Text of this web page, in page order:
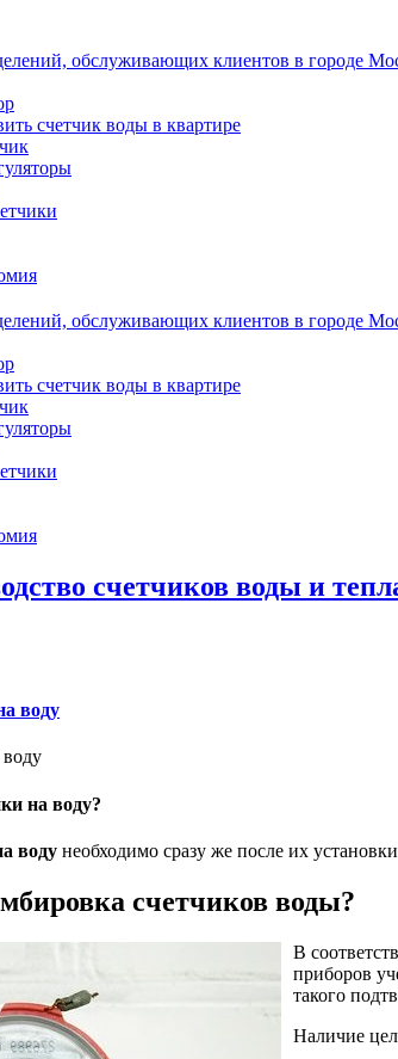
обслуживающих клиентов в городе
счетчик воды в квартире
обслуживающих клиентов в городе
счетчик воды в квартире
счетчиков воды и
воду
на воду?
воду необходимо сразу же после их
счетчиков воды?
В
приборов
такого
Наличие